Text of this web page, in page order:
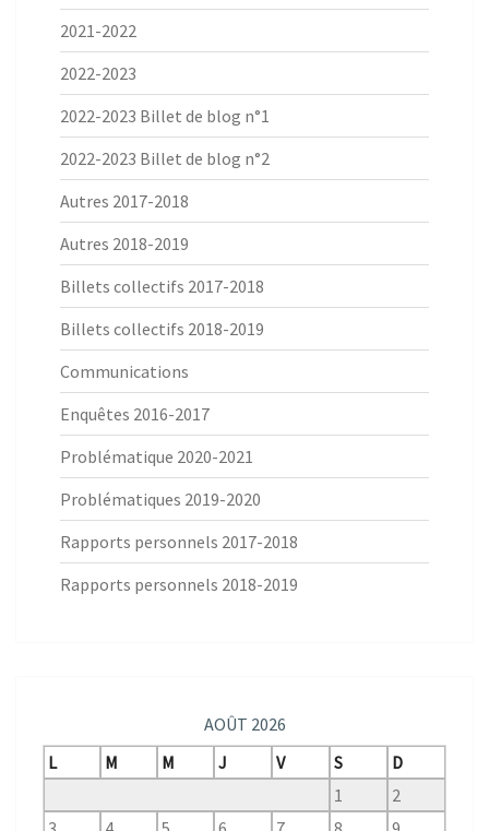
2021-2022
2022-2023
2022-2023 Billet de blog n°1
2022-2023 Billet de blog n°2
Autres 2017-2018
Autres 2018-2019
Billets collectifs 2017-2018
Billets collectifs 2018-2019
Communications
Enquêtes 2016-2017
Problématique 2020-2021
Problématiques 2019-2020
Rapports personnels 2017-2018
Rapports personnels 2018-2019
AOÛT 2026
L
M M J V S
D
1
2